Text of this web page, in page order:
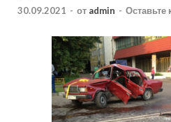
30.09.2021 - от admin - Оставьте